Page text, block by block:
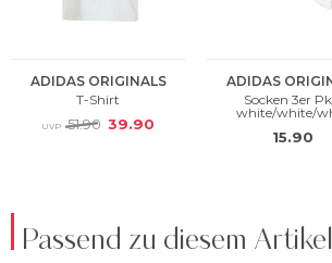
Passend zu diesem Artikel